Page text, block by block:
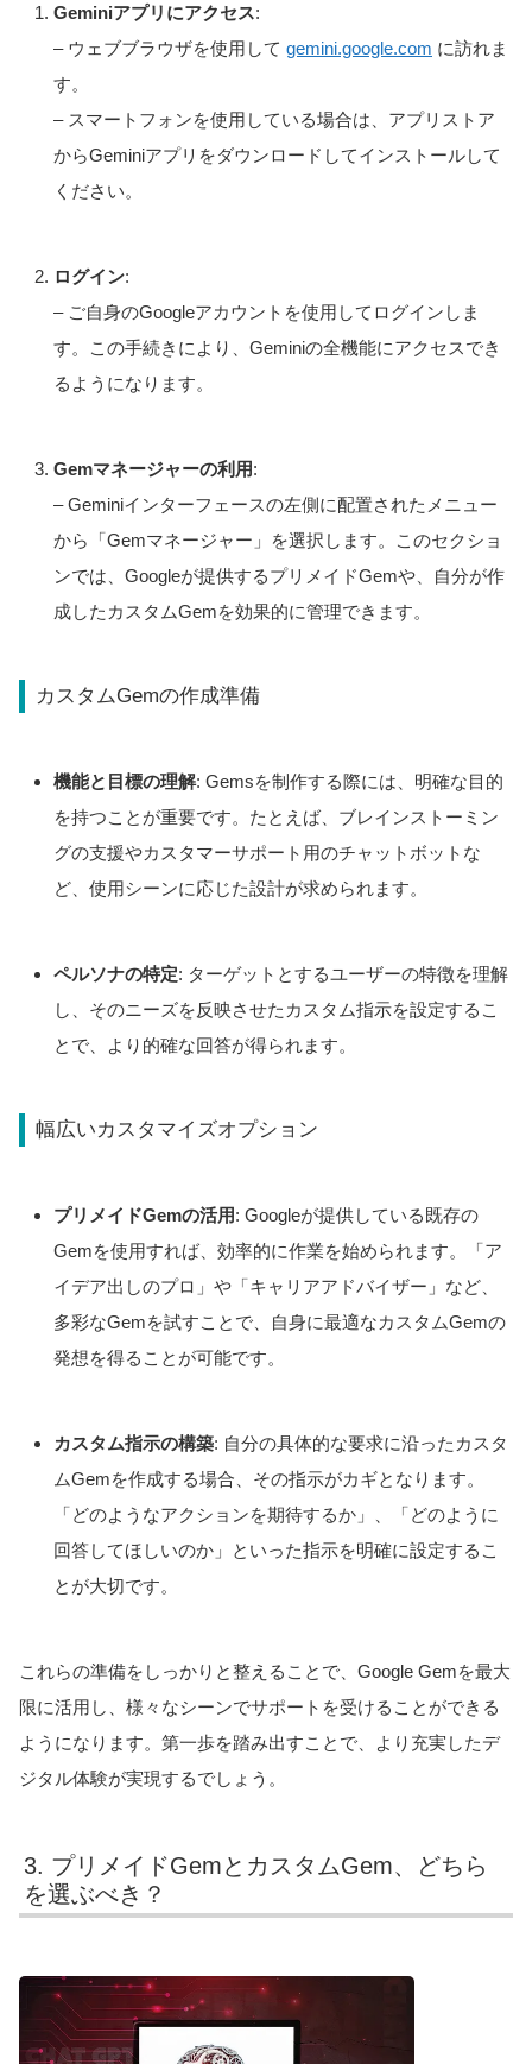
Geminiアプリにアクセス:
– ウェブブラウザを使用して gemini.google.com に訪れま
す。
– スマートフォンを使用している場合は、アプリストア
からGeminiアプリをダウンロードしてインストールして
ください。
ログイン:
– ご自身のGoogleアカウントを使用してログインしま
す。この手続きにより、Geminiの全機能にアクセスでき
るようになります。
Gemマネージャーの利用:
– Geminiインターフェースの左側に配置されたメニュー
から「Gemマネージャー」を選択します。このセクショ
ンでは、Googleが提供するプリメイドGemや、自分が作
成したカスタムGemを効果的に管理できます。
カスタムGemの作成準備
機能と目標の理解: Gemsを制作する際には、明確な目的
を持つことが重要です。たとえば、ブレインストーミン
グの支援やカスタマーサポート用のチャットボットな
ど、使用シーンに応じた設計が求められます。
ペルソナの特定: ターゲットとするユーザーの特徴を理解
し、そのニーズを反映させたカスタム指示を設定するこ
とで、より的確な回答が得られます。
幅広いカスタマイズオプション
プリメイドGemの活用: Googleが提供している既存の
Gemを使用すれば、効率的に作業を始められます。「ア
イデア出しのプロ」や「キャリアアドバイザー」など、
多彩なGemを試すことで、自身に最適なカスタムGemの
発想を得ることが可能です。
カスタム指示の構築: 自分の具体的な要求に沿ったカスタ
ムGemを作成する場合、その指示がカギとなります。
「どのようなアクションを期待するか」、「どのように
回答してほしいのか」といった指示を明確に設定するこ
とが大切です。
これらの準備をしっかりと整えることで、Google Gemを最大
限に活用し、様々なシーンでサポートを受けることができる
ようになります。第一歩を踏み出すことで、より充実したデ
ジタル体験が実現するでしょう。
3. プリメイドGemとカスタムGem、どちら
を選ぶべき？